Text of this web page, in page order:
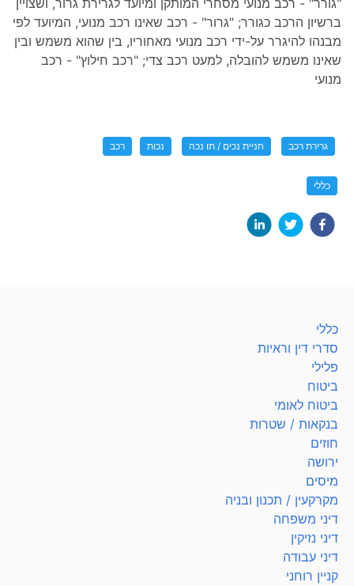
"גורר" - רכב מנועי מסחרי המותקן ומיועד לגרירת גרור, ושצויין
ברשיון הרכב כגורר; "גרור" - רכב שאינו רכב מנועי, המיועד לפי
מבנהו להיגרר על-ידי רכב מנועי מאחוריו, בין שהוא משמש ובין
שאינו משמש להובלה, למעט רכב צדי; "רכב חילוץ" - רכב
מנועי
גרירת רכב חניית נכים / תו נכה נכות רכב
כללי
כללי
סדרי דין וראיות
פלילי
ביטוח
ביטוח לאומי
בנקאות / שטרות
חוזים
ירושה
מיסים
מקרקעין / תכנון ובניה
דיני משפחה
דיני נזיקין
דיני עבודה
קניין רוחני